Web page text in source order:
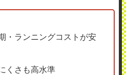
ランニングコストが安
くさも高水準